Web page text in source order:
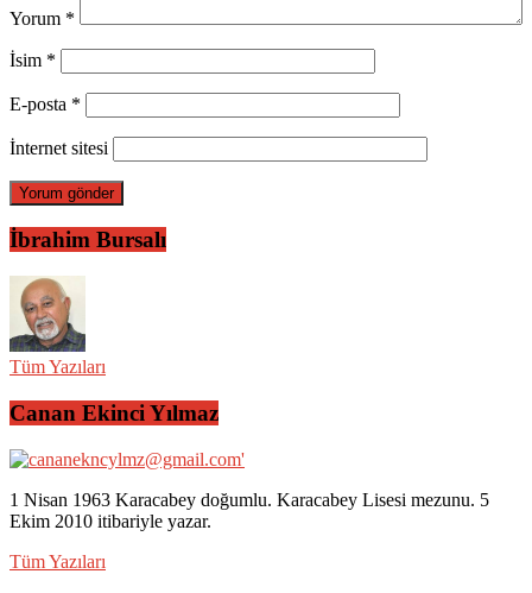
Yorum *
İsim *
E-posta *
İnternet sitesi
İbrahim Bursalı
Tüm Yazıları
Canan Ekinci Yılmaz
1 Nisan 1963 Karacabey doğumlu. Karacabey Lisesi mezunu. 5
Ekim 2010 itibariyle yazar.
Tüm Yazıları